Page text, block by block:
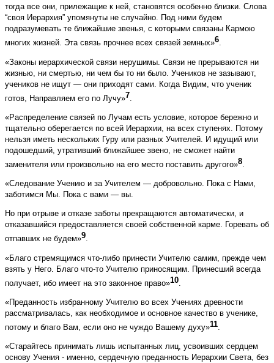
тогда все они, прилежащие к ней, становятся особенно близки. Слова
“своя Иерархия” упомянуты не случайно. Под ними будем
подразумевать те ближайшие звенья, с которыми связаны Кармою
многих жизней. Эта связь прочнее всех связей земных»6.
«Законы иерархической связи нерушимы. Связи не прерываются ни
жизнью, ни смертью, ни чем бы то ни было. Учеников не зазывают,
учеников не ищут — они приходят сами. Когда Видим, что ученик
готов, Направляем его по Лучу»7.
«Распределение связей по Лучам есть условие, которое бережно и
тщательно оберегается по всей Иерархии, на всех ступенях. Потому
нельзя иметь нескольких Гуру или разных Учителей. И идущий или
подошедший, утративший ближайшее звено, не сможет найти
заменителя или произвольно на его место поставить другого»8.
«Следование Учению и за Учителем — добровольно. Пока с Нами,
заботимся Мы. Пока с вами — вы.
Но при отрыве и отказе заботы прекращаются автоматически, и
отказавшийся предоставляется своей собственной карме. Горевать об
отпавших не будем»9.
«Благо стремящимся что-либо принести Учителю самим, прежде чем
взять у Него. Благо что-то Учителю приносящим. Принесший всегда
получает, ибо имеет на это законное право»10.
«Преданность избранному Учителю во всех Учениях древности
рассматривалась, как необходимое и основное качество в ученике,
потому и благо Вам, если оно не чуждо Вашему духу»11.
«Старайтесь принимать лишь испытанных лиц, усвоивших сердцем
основу Учения - именно, сердечную преданность Иерархии Света, без